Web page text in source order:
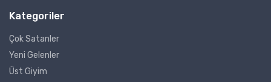
Kategoriler
Çok Satanler
Yeni Gelenler
Üst Giyim